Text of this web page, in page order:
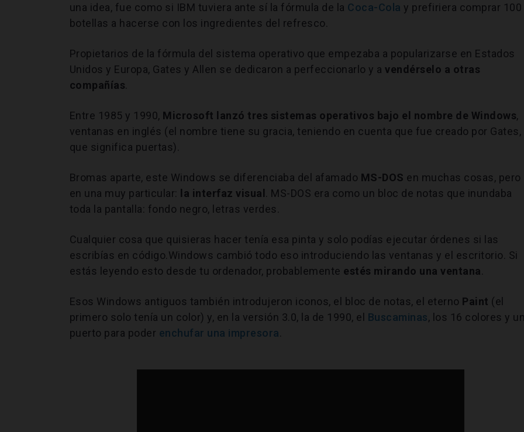
una idea, fue como si IBM tuviera ante sí la fórmula de la Coca-Cola y prefiriera comprar 100
botellas a hacerse con los ingredientes del refresco.
Propietarios de la fórmula del sistema operativo que empezaba a popularizarse en Estados
Unidos y Europa, Gates y Allen se dedicaron a perfeccionarlo y avendérselo a otras
compañías.
Entre 1985 y 1990, Microsoft lanzó tres sistemas operativos bajo el nombre de Windows,
ventanas en inglés (el nombre tiene su gracia, teniendo en cuenta que fue creado por Gates,
que significa puertas).
Bromas aparte, este Windows se diferenciaba del afamado MS-DOS en muchas cosas, pero
en una muy particular: la interfaz visual. MS-DOS era como un bloc de notas que inundaba
toda la pantalla: fondo negro, letras verdes.
Cualquier cosa que quisieras hacer tenía esa pinta y solo podías ejecutar órdenes si las
escribías en código.Windows cambió todo eso introduciendo las ventanas y el escritorio. Si
estás leyendo esto desde tu ordenador, probablemente estés mirando una ventana.
Esos Windows antiguos también introdujeron iconos, el bloc de notas, el eterno Paint (el
primero solo tenía un color) y, en la versión 3.0, la de 1990, el Buscaminas, los 16 colores y
puerto para poder enchufar una impresora.